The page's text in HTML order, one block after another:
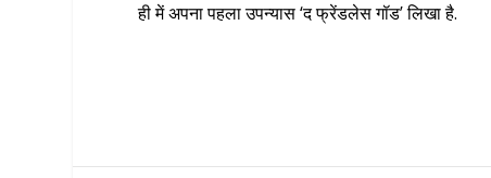
ही में अपना पहला उपन्यास ‘द फ्रेंडलेस गॉड’ लिखा है.